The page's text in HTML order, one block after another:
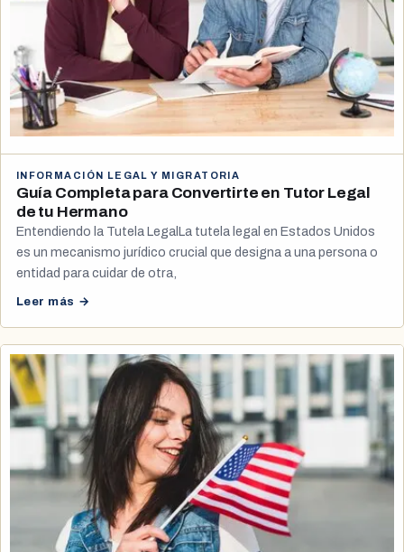
INFORMACIÓN LEGAL Y MIGRATORIA
Guía Completa para Convertirte en Tutor Legal
de tu Hermano
Entendiendo la Tutela LegalLa tutela legal en Estados Unidos
es un mecanismo jurídico crucial que designa a una persona o
entidad para cuidar de otra,
Leer más →